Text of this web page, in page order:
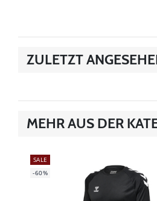
ZULETZT
MEHR AUS DER
SALE
-60%